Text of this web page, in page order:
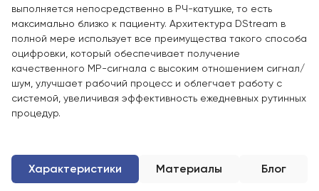
выполняется непосредственно в РЧ-катушке, то есть
максимально близко к пациенту. Архитектура DStream в
полной мере использует все преимущества такого способа
оцифровки, который обеспечивает получение
качественного МР-сигнала с высоким отношением сигнал/
шум, улучшает рабочий процесс и облегчает работу с
системой, увеличивая эффективность ежедневных рутинных
процедур.
Характеристики Материалы Блог